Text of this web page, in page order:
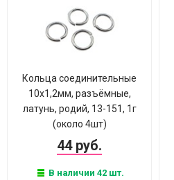
Кольца соединительные
10х1,2мм, разъёмные,
латунь, родий, 13-151, 1г
(около 4шт)
44 руб.
В наличии 42 шт.